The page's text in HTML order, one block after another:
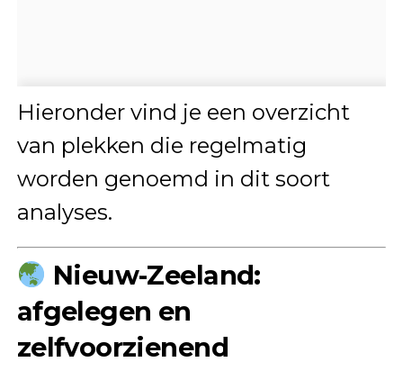
Hieronder vind je een overzicht
van plekken die regelmatig
worden genoemd in dit soort
analyses.
Nieuw-Zeeland:
afgelegen en
zelfvoorzienend